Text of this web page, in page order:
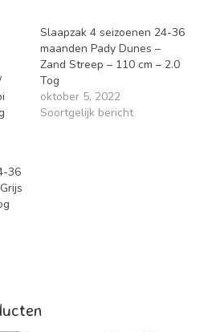
Slaapzak 4 seizoenen 24-36
maanden Pady Dunes –
Zand Streep – 110 cm – 2.0
Tog
oktober 5, 2022
Soortgelijk bericht
36